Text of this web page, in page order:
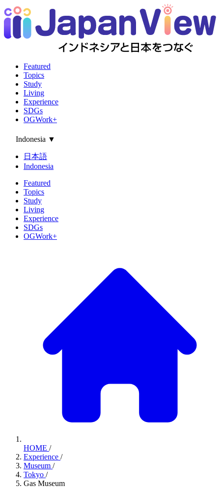
Featured
Topics
Study
Living
Experience
SDGs
OGWork+
Indonesia ▼
日本語
Indonesia
Featured
Topics
Study
Living
Experience
SDGs
OGWork+
HOME /
Experience /
Museum /
Tokyo /
Gas Museum